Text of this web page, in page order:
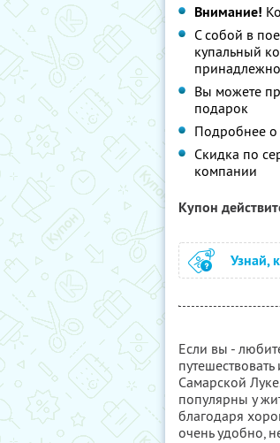
Внимание!
С собой в
купальный
Вы можете
подарок
Подробнее о
Скидка по
компании
Купон
Узнай,
Если вы -
Самарской
популярны у
благодаря
очень удобно,